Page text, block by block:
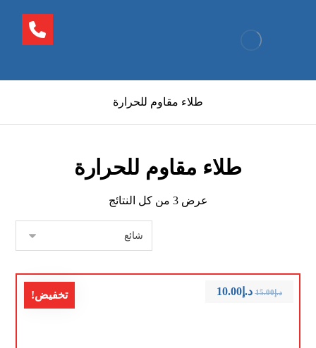
طلاء مقاوم للحرارة
طلاء مقاوم للحرارة
عرض ⁦3⁩ من كل النتائج
تخفيض! د.إ15.00 د.إ10.00